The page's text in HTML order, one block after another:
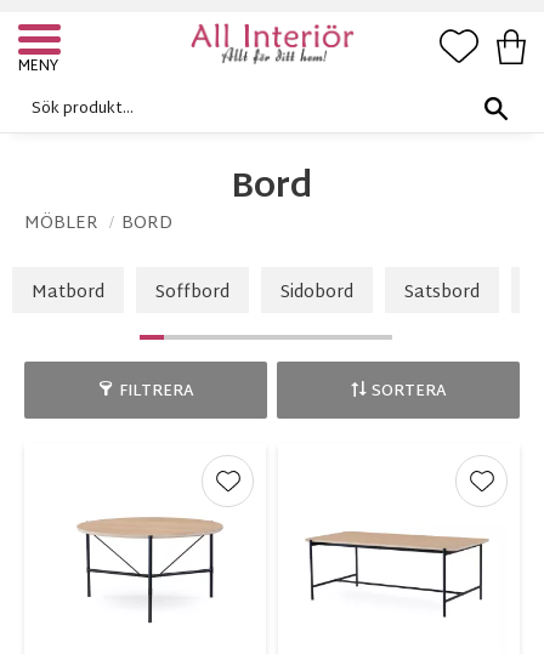
Meny
Bord
MÖBLER BORD
Matbord Soffbord Sidobord Satsbord
FILTRERA SORTERA
Lägg till i favoriter Lägg